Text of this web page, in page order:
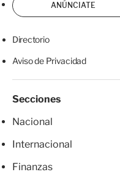
ANÚNCIATE
Directorio
Aviso de Privacidad
Secciones
Nacional
Internacional
Finanzas